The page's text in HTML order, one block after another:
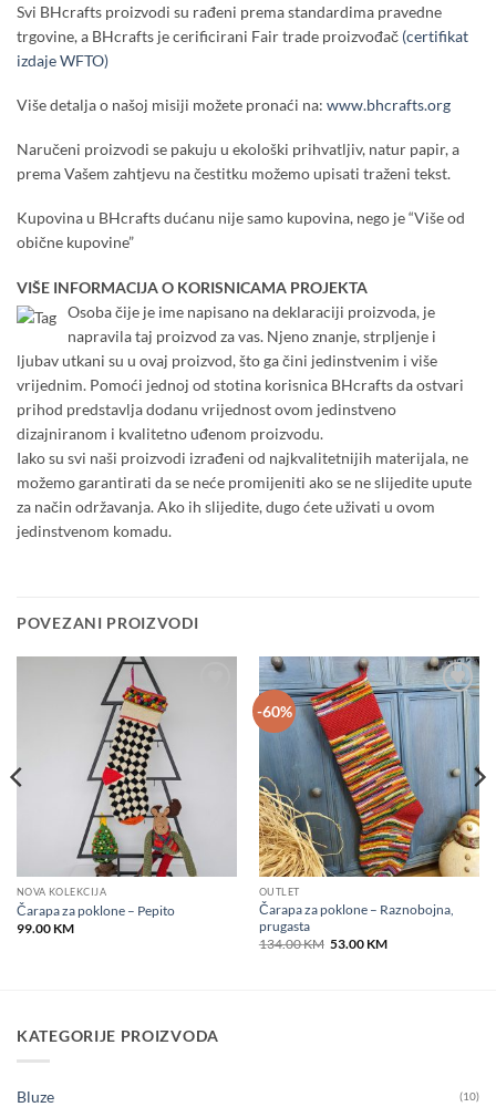
Svi BHcrafts proizvodi su rađeni prema standardima pravedne
trgovine, a BHcrafts je cerificirani Fair trade proizvođač (certifikat
izdaje WFTO)
Više detalja o našoj misiji možete pronaći na: www.bhcrafts.org
Naručeni proizvodi se pakuju u ekološki prihvatljiv, natur papir, a
prema Vašem zahtjevu na čestitku možemo upisati traženi tekst.
Kupovina u BHcrafts dućanu nije samo kupovina, nego je “Više od
obične kupovine”
VIŠE INFORMACIJA O KORISNICAMA PROJEKTA
Osoba čije je ime napisano na deklaraciji proizvoda, je
napravila taj proizvod za vas. Njeno znanje, strpljenje i
ljubav utkani su u ovaj proizvod, što ga čini jedinstvenim i više
vrijednim. Pomoći jednoj od stotina korisnica BHcrafts da ostvari
prihod predstavlja dodanu vrijednost ovom jedinstveno
dizajniranom i kvalitetno uđenom proizvodu.
Iako su svi naši proizvodi izrađeni od najkvalitetnijih materijala, ne
možemo garantirati da se neće promijeniti ako se ne slijedite upute
za način održavanja. Ako ih slijedite, dugo ćete uživati u ovom
jedinstvenom komadu.
POVEZANI PROIZVODI
NOVA KOLEKCIJA
Čarapa za poklone – Pepito
99.00 KM
-60%
wishlist
OUTLET
Čarapa za poklone – Raznobojna,
prugasta
134.00KM Original
53.00 KMCurrent
KATEGORIJE PROIZVODA
Bluze (10)